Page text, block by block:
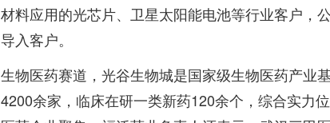
材料应用的光芯片、卫星太阳能电池等行业客户，
导入客户。
生物医药赛道，光谷生物城是国家级生物医药产业
4200余家，临床在研一类新药120余个，综合实力